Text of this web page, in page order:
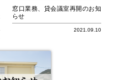
窓口業務、貸会議室再開のお知
らせ
2021.09.10